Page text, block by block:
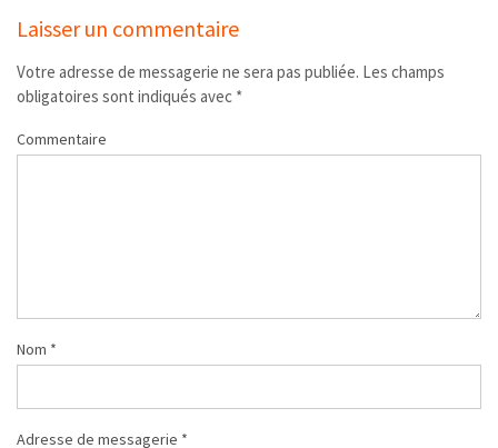
Laisser un commentaire
Votre adresse de messagerie ne sera pas publiée. Les champs
obligatoires sont indiqués avec *
Commentaire
Nom *
Adresse de messagerie *